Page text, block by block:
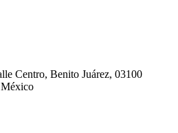
Centro, Benito Juárez, 03100